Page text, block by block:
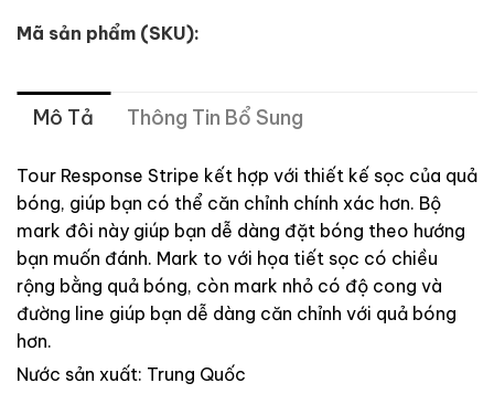
Mã sản phẩm (SKU):
Mô Tả Thông Tin Bổ Sung
Tour Response Stripe kết hợp với thiết kế sọc của quả
bóng, giúp bạn có thể căn chỉnh chính xác hơn. Bộ
mark đôi này giúp bạn dễ dàng đặt bóng theo hướng
bạn muốn đánh. Mark to với họa tiết sọc có chiều
rộng bằng quả bóng, còn mark nhỏ có độ cong và
đường line giúp bạn dễ dàng căn chỉnh với quả bóng
hơn.
Nước sản xuất: Trung Quốc